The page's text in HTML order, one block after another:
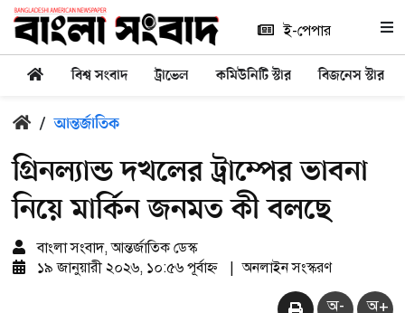
ই-পেপার
বিশ্ব সংবাদ ট্রাভেল কমিউনিটি স্টার বিজনেস স্টার
/ আন্তর্জাতিক
গ্রিনল্যান্ড দখলের ট্রাম্পের ভাবনা
নিয়ে মার্কিন জনমত কী বলছে
বাংলা সংবাদ, আন্তর্জাতিক ডেস্ক
১৯ জানুয়ারী ২০২৬, ১০:৫৬ পূর্বাহ্ন
অনলাইন সংস্করণ
অ- অ+